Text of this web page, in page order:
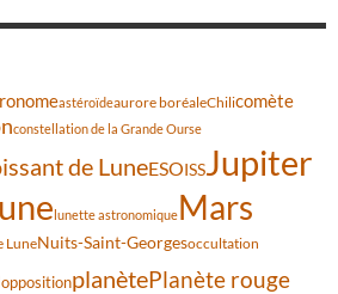
astéroïdeaurore boréaleChilicomète
constellation de la Grande Ourse
de LuneESOISSJupiter
lunette astronomiqueMars
LuneNuits-Saint-Georgesoccultation
oppositionplanètePlanète rouge